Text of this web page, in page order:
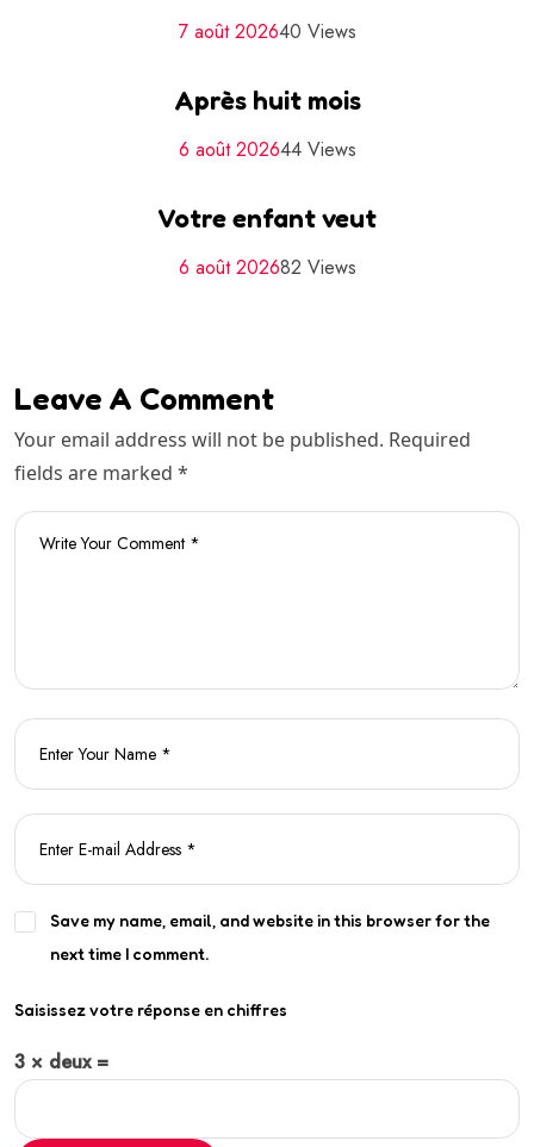
7 août 202640 Views
Après huit mois
6 août 202644 Views
Votre enfant veut
6 août 202682 Views
Leave A Comment
Your email address will not be published. Required
fields are marked *
Save my name, email, and website in this browser for the
next time I comment.
Saisissez votre réponse en chiffres
3 × deux =